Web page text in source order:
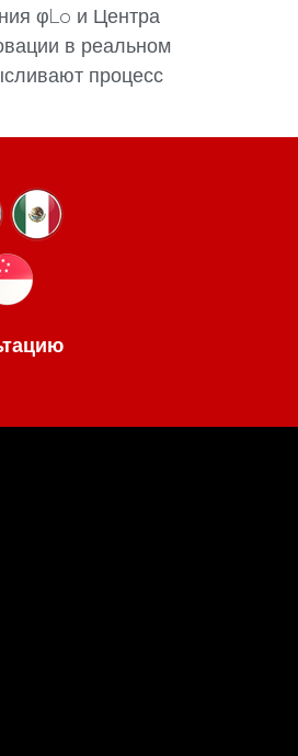
φLo и Центра
в реальном
процесс